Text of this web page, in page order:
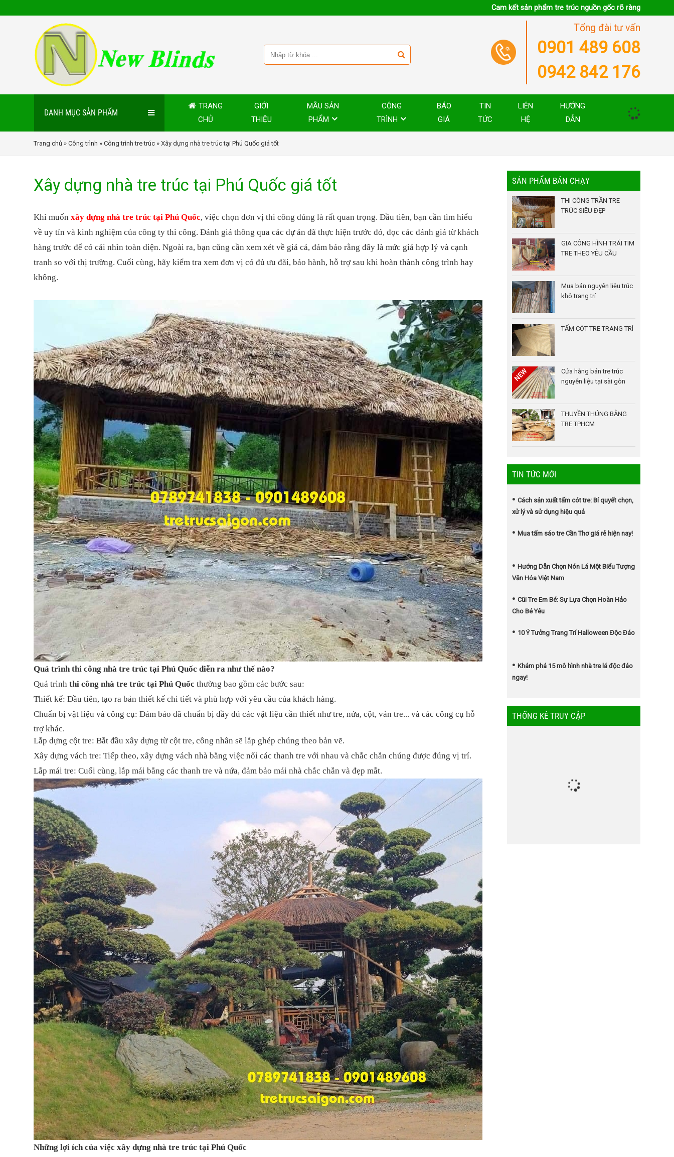
Cam kết sản phẩm tre trúc nguồn gốc rõ ràng
Tổng đài tư vấn
0901 489 608
0942 842 176
DANH MỤC SẢN PHẨM
TRANG
CHỦ
GIỚI
THIỆU
MẪU SẢN
PHẨM
CÔNG
TRÌNH
BÁO
GIÁ
TIN
TỨC
LIÊN
HỆ
HƯỚNG
DẪN
Trang chủ »Công trình »Công trình tre trúc » Xây dựng nhà tre trúc tại Phú Quốc giá tốt
Xây dựng nhà tre trúc tại Phú Quốc giá tốt
Khi muốn xây dựng nhà tre trúc tại Phú Quốc, việc chọn đơn vị thi công đúng là rất quan trọng. Đầu tiên, bạn cần tìm hiểu
về uy tín và kinh nghiệm của công ty thi công. Đánh giá thông qua các dự án đã thực hiện trước đó, đọc các đánh giá từ khách
hàng trước để có cái nhìn toàn diện. Ngoài ra, bạn cũng cần xem xét về giá cả, đảm bảo rằng đây là mức giá hợp lý và cạnh
tranh so với thị trường. Cuối cùng, hãy kiểm tra xem đơn vị có đủ ưu đãi, bảo hành, hỗ trợ sau khi hoàn thành công trình hay
không.
Quá trình thi công nhà tre trúc tại Phú Quốc diễn ra như thế nào?
Quá trìnhthi công nhà tre trúc tại Phú Quốc thường bao gồm các bước sau:
Thiết kế: Đầu tiên, tạo ra bản thiết kế chi tiết và phù hợp với yêu cầu của khách hàng.
Chuẩn bị vật liệu và công cụ: Đảm bảo đã chuẩn bị đầy đủ các vật liệu cần thiết như tre, nứa, cột, ván tre... và các công cụ hỗ
trợ khác.
Lắp dựng cột tre: Bắt đầu xây dựng từ cột tre, công nhân sẽ lắp ghép chúng theo bản vẽ.
Xây dựng vách tre: Tiếp theo, xây dựng vách nhà bằng việc nối các thanh tre với nhau và chắc chắn chúng được đúng vị trí.
Lắp mái tre: Cuối cùng, lắp mái bằng các thanh tre và nứa, đảm bảo mái nhà chắc chắn và đẹp mắt.
Những lợi ích của việc xây dựng nhà tre trúc tại Phú Quốc
SẢN PHẨM BÁN CHẠY
THI CÔNG TRẦN TRE
TRÚC SIÊU ĐẸP
GIA CÔNG HÌNH TRÁI TIM
TRE THEO YÊU CẦU
Mua bán nguyên liệu trúc
khô trang trí
TẤM CÓT TRE TRANG TRÍ
Cửa hàng bán tre trúc
nguyên liệu tại sài gòn
THUYỀN THÚNG BẰNG
TRE TPHCM
TIN TỨC MỚI
Cách sản xuất tấm cót tre: Bí quyết chọn,
xử lý và sử dụng hiệu quả
Mua tấm sáo tre Cần Thơ giá rẻ hiện nay!
Hướng Dẫn Chọn Nón Lá Một Biểu Tượng
Văn Hóa Việt Nam
Cũi Tre Em Bé: Sự Lựa Chọn Hoàn Hảo
Cho Bé Yêu
10 Ý Tưởng Trang Trí Halloween Độc Đáo
Khám phá 15 mô hình nhà tre lá độc đáo
ngay!
THỐNG KÊ TRUY CẬP